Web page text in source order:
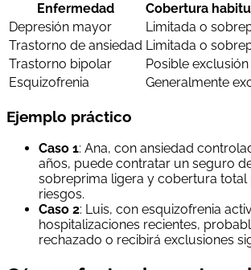
Enfermedad
Cobertura
Depresión mayor
Limitada o
Trastorno de ansiedad Limitada o
Trastorno bipolar
Posible
Esquizofrenia
Generalmente
Ejemplo práctico
Caso 1: Ana, con ansiedad
años, puede contratar un seguro
sobreprima ligera y cobertura total
riesgos.
Caso 2: Luis, con esquizofrenia
hospitalizaciones recientes,
rechazado o recibirá exclusiones